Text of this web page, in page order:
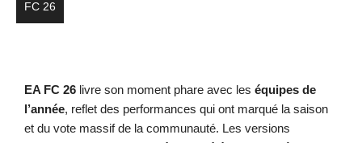
FC 26
EA FC 26 livre son moment phare avec les équipes de
l’année, reflet des performances qui ont marqué la saison
et du vote massif de la communauté. Les versions